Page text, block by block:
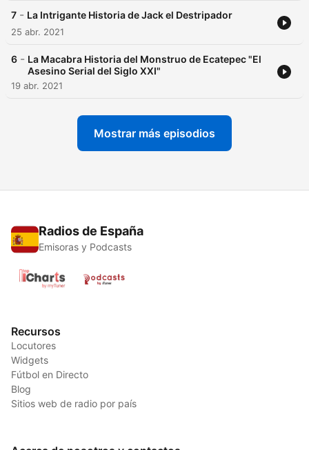
7 - La Intrigante Historia de Jack el Destripador
25 abr. 2021
6 - La Macabra Historia del Monstruo de Ecatepec "El
Asesino Serial del Siglo XXI"
19 abr. 2021
Mostrar más episodios
Radios de España
Emisoras y Podcasts
Recursos
Locutores
Widgets
Fútbol en Directo
Blog
Sitios web de radio por país